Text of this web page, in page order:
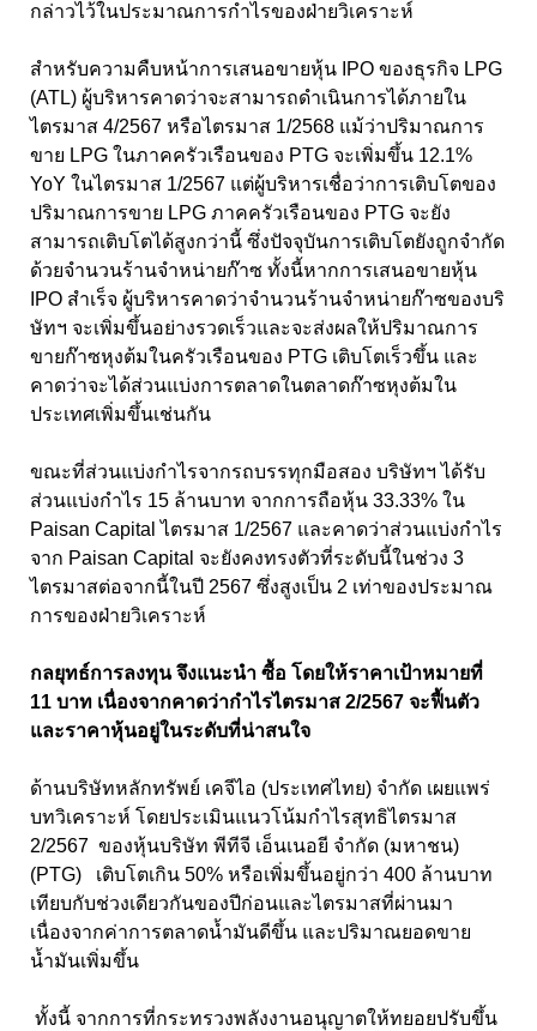
กล่าวไว้ในประมาณการกำไรของฝ่ายวิเคราะห์
สำหรับความคืบหน้าการเสนอขายหุ้น IPO ของธุรกิจ LPG
(ATL) ผู้บริหารคาดว่าจะสามารถดำเนินการได้ภายใน
ไตรมาส 4/2567 หรือไตรมาส 1/2568 แม้ว่าปริมาณการ
ขาย LPG ในภาคครัวเรือนของ PTG จะเพิ่มขึ้น 12.1%
YoY ในไตรมาส 1/2567 แต่ผู้บริหารเชื่อว่าการเติบโตของ
ปริมาณการขาย LPG ภาคครัวเรือนของ PTG จะยัง
สามารถเติบโตได้สูงกว่านี้ ซึ่งปัจจุบันการเติบโตยังถูกจำกัด
ด้วยจำนวนร้านจำหน่ายก๊าซ ทั้งนี้หากการเสนอขายหุ้น
IPO สำเร็จ ผู้บริหารคาดว่าจำนวนร้านจำหน่ายก๊าซของบริ
ษัทฯ จะเพิ่มขึ้นอย่างรวดเร็วและจะส่งผลให้ปริมาณการ
ขายก๊าซหุงต้มในครัวเรือนของ PTG เติบโตเร็วขึ้น และ
คาดว่าจะได้ส่วนแบ่งการตลาดในตลาดก๊าซหุงต้มใน
ประเทศเพิ่มขึ้นเช่นกัน
ขณะที่ส่วนแบ่งกำไรจากรถบรรทุกมือสอง บริษัทฯ ได้รับ
ส่วนแบ่งกำไร 15 ล้านบาท จากการถือหุ้น 33.33% ใน
Paisan Capital ไตรมาส 1/2567 และคาดว่าส่วนแบ่งกำไร
จาก Paisan Capital จะยังคงทรงตัวที่ระดับนี้ในช่วง 3
ไตรมาสต่อจากนี้ในปี 2567 ซึ่งสูงเป็น 2 เท่าของประมาณ
การของฝ่ายวิเคราะห์
กลยุทธ์การลงทุน จึงแนะนำ ซื้อ โดยให้ราคาเป้าหมายที่
11 บาท เนื่องจากคาดว่ากำไรไตรมาส 2/2567 จะฟื้นตัว
และราคาหุ้นอยู่ในระดับที่น่าสนใจ
ด้านบริษัทหลักทรัพย์ เคจีไอ (ประเทศไทย) จำกัด เผยแพร่
บทวิเคราะห์ โดยประเมินแนวโน้มกำไรสุทธิไตรมาส
2/2567 ของหุ้นบริษัท พีทีจี เอ็นเนอยี จำกัด (มหาชน)
(PTG) เติบโตเกิน 50% หรือเพิ่มขึ้นอยู่กว่า 400 ล้านบาท
เทียบกับช่วงเดียวกันของปีก่อนและไตรมาสที่ผ่านมา
เนื่องจากค่าการตลาดน้ำมันดีขึ้น และปริมาณยอดขาย
น้ำมันเพิ่มขึ้น
ทั้งนี้ จากการที่กระทรวงพลังงานอนุญาตให้ทยอยปรับขึ้น